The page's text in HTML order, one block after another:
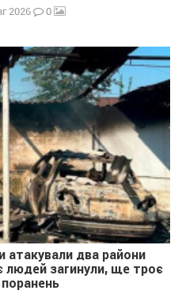
2026 0
атакували два райони
людей загинули, ще троє